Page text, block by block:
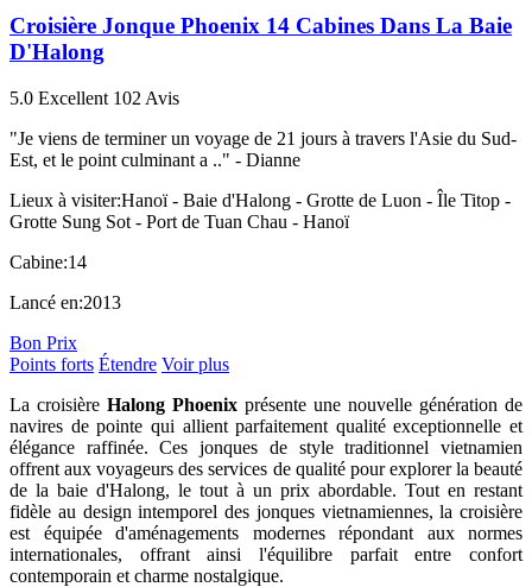
Croisière Jonque Phoenix 14 Cabines Dans La Baie
D'Halong
5.0 Excellent 102 Avis
"Je viens de terminer un voyage de 21 jours à travers l'Asie du Sud-
Est, et le point culminant a .." - Dianne
Lieux à visiter:Hanoï - Baie d'Halong - Grotte de Luon - Île Titop -
Grotte Sung Sot - Port de Tuan Chau - Hanoï
Cabine:14
Lancé en:2013
Bon Prix
Points forts Étendre Voir plus
La croisière Halong Phoenix présente une nouvelle génération de
navires de pointe qui allient parfaitement qualité exceptionnelle et
élégance raffinée. Ces jonques de style traditionnel vietnamien
offrent aux voyageurs des services de qualité pour explorer la beauté
de la baie d'Halong, le tout à un prix abordable. Tout en restant
fidèle au design intemporel des jonques vietnamiennes, la croisière
est équipée d'aménagements modernes répondant aux normes
internationales, offrant ainsi l'équilibre parfait entre confort
contemporain et charme nostalgique.